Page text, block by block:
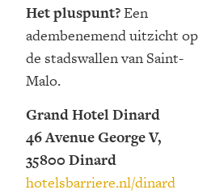
Het pluspunt?Een
adembenemend uitzicht op
de stadswallen van Saint-
Malo.
Grand Hotel Dinard
46 Avenue George V,
35800 Dinard
hotelsbarriere.nl/dinard